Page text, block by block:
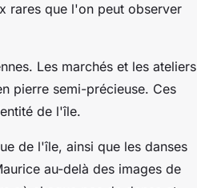
rares que l'on peut observer
Les marchés et les ateliers
pierre semi-précieuse. Ces
de l'île.
de l'île, ainsi que les danses
au-delà des images de